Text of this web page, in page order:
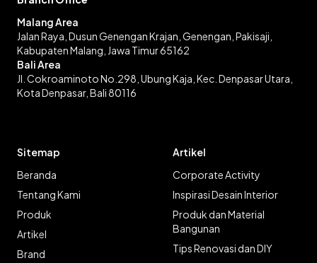
Malang Area
Jalan Raya, Dusun Genengan Krajan, Genengan, Pakisaji,
Kabupaten Malang, Jawa Timur 65162
Bali Area
Jl. Cokroaminoto No.298, Ubung Kaja, Kec. Denpasar Utara,
Kota Denpasar, Bali 80116
Sitemap
Beranda
Tentang Kami
Produk
Artikel
Brand
Artikel
Corporate Activity
Inspirasi Desain Interior
Produk dan Material
Bangunan
Tips Renovasi dan DIY